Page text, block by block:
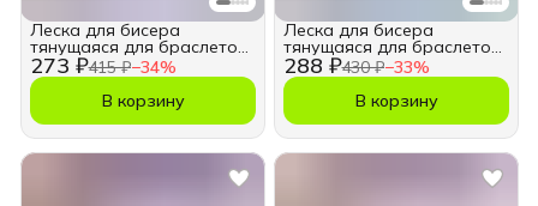
273 ₽415 ₽−34%
Леска для бисера
тянущаяся для браслетов
0,4мм
В корзину
288 ₽430 ₽−33%
Леска для бисера
тянущаяся для браслетов
0,5мм
В корзину